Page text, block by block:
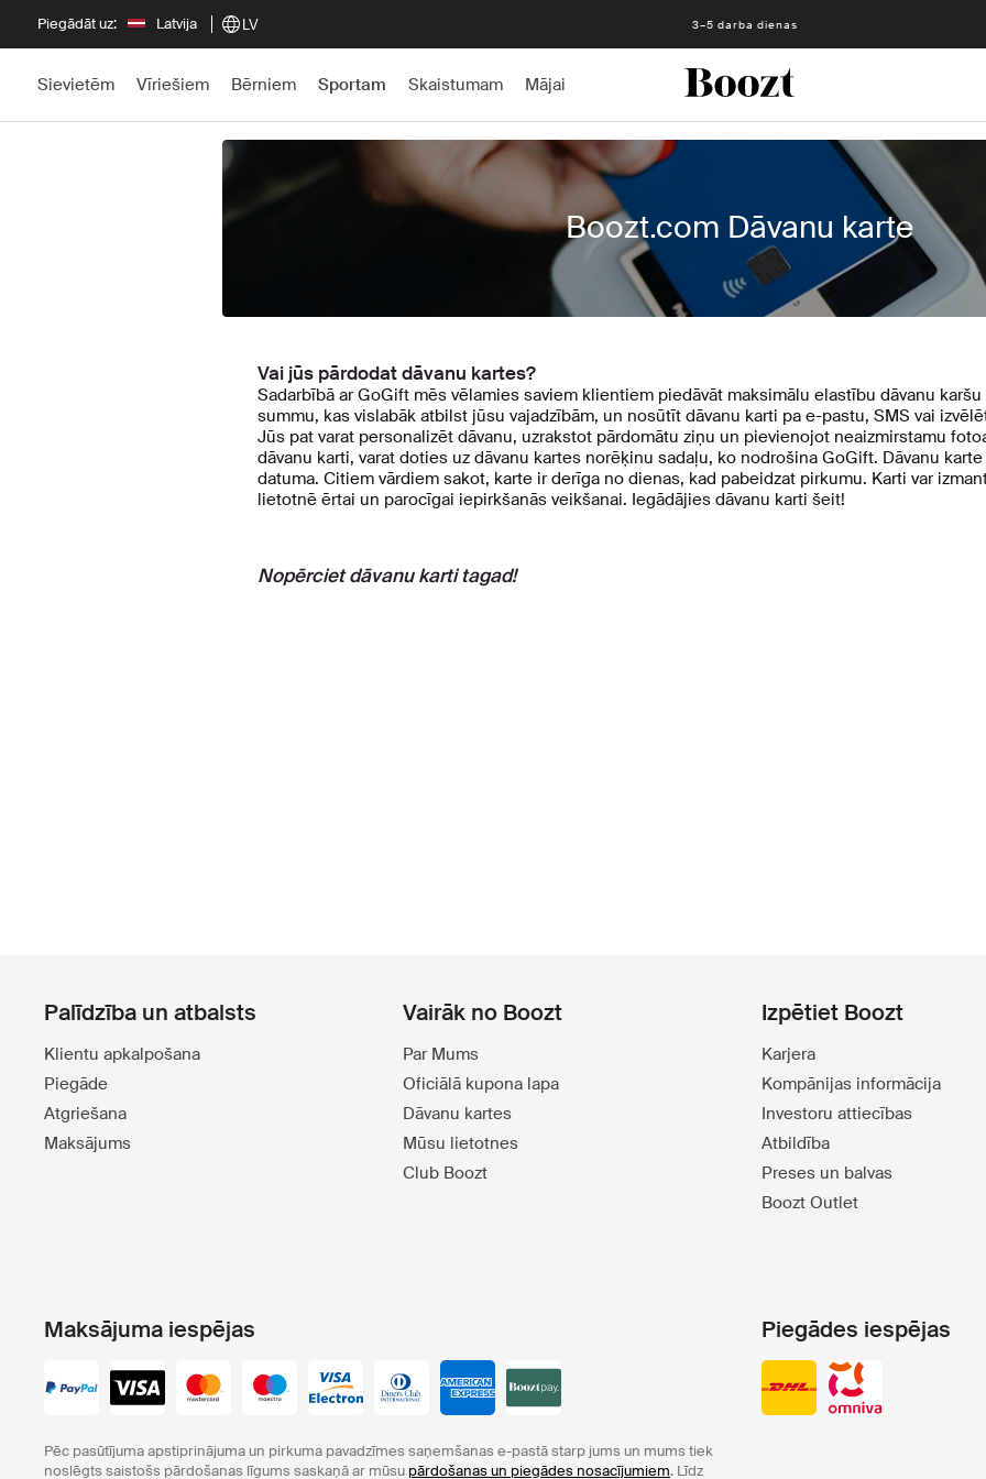
Piegādāt uz: Latvija LV 3–5 darba dienas
Sievietēm Vīriešiem Bērniem Sportam Skaistumam Mājai
Boozt.com Dāvanu karte
← Atpakaļ
Vai jūs pārdodat dāvanu kartes?
Sadarbībā ar GoGift mēs vēlamies saviem klientiem piedāvāt maksimālu elastību dāvanu
summu, kas vislabāk atbilst jūsu vajadzībām, un nosūtīt dāvanu karti pa e-pastu, SMS vai
Jūs pat varat personalizēt dāvanu, uzrakstot pārdomātu ziņu un pievienojot neaizmirstamu
dāvanu karti, varat doties uz dāvanu kartes norēķinu sadaļu, ko nodrošina GoGift. Dāvanu
datuma. Citiem vārdiem sakot, karte ir derīga no dienas, kad pabeidzat pirkumu. Karti var
lietotnē ērtai un parocīgai iepirkšanās veikšanai. Iegādājies dāvanu karti šeit!
Nopērciet dāvanu karti tagad!
Palīdzība un atbalsts
Klientu apkalpošana
Piegāde
Atgriešana
Maksājums
Vairāk no Boozt
Par Mums
Oficiālā kupona lapa
Dāvanu kartes
Mūsu lietotnes
Club Boozt
Izpētiet Boozt
Karjera
Kompānijas informācija
Investoru attiecības
Atbildība
Preses un balvas
Boozt Outlet
Maksājuma iespējas
Pēc pasūtījuma apstiprinājuma un pirkuma pavadzīmes saņemšanas e-pastā starp jums un mums tiek
noslēgts saistošs pārdošanas līgums saskaņā ar mūsu pārdošanas un piegādes nosacījumiem. Līdz
Piegādes iespējas